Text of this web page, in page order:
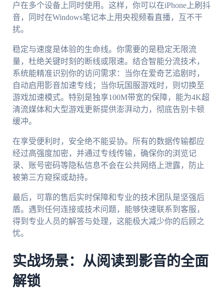
户在多个设备上同时使用。这样，你可以在iPhone上刷抖
音，同时在Windows笔记本上用央视频看直播，互不干
扰。
稳定与速度是体验的生命线。你需要的是稳定无限流
量，杜绝关键时刻的断线或限速。结合智能分流技术，
系统能精准识别你的访问需求：当你在爱奇艺追剧时，
自动启用影音加速专线；当你玩国服游戏时，则切换至
游戏加速模式。特别是独享100M带宽的保障，能为4K超
清流媒体和大型游戏更新提供澎湃动力，彻底告别卡顿
缓冲。
在享受便利时，安全绝不能妥协。所有的数据传输都应
经过高强度加密，并通过专线传输，确保你的浏览记
录、账号密码等隐私信息不会在公共网络上泄露，防止
被第三方窥探或劫持。
最后，可靠的售后实时保障和专业的技术团队是坚强后
盾。遇到任何连接或技术问题，能够快速联系到客服，
得到专业人员的解答与处理，这能极大减少你的后顾之
忧。
实战场景：从阅读到影音的全面
解锁